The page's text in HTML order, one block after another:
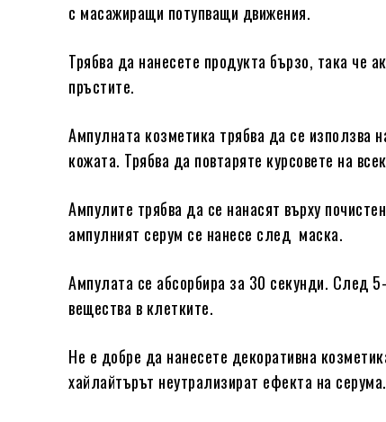
с масажиращи потупващи движения.
Трябва да нанесете продукта бързо, така че
пръстите.
Ампулната козметика трябва да се използва
кожата. Трябва да повтаряте курсовете на
Ампулите трябва да се нанасят върху
ампулният серум се нанесе след маска.
Ампулата се абсорбира за 30 секунди. След
вещества в клетките.
Не е добре да нанесете декоративна
хайлайтърът неутрализират ефекта на серума.